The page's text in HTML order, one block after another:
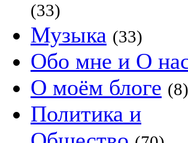
(33)
Музыка (33)
Обо мне и О
О моём блоге (8)
Политика и